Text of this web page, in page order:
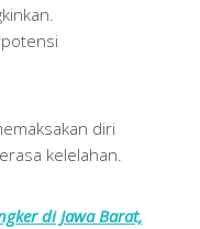
diri
kelelahan.
di Jawa Barat,